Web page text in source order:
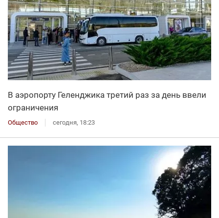
В аэропорту Геленджика третий раз за день ввели
ограничения
Общество сегодня, 18:23